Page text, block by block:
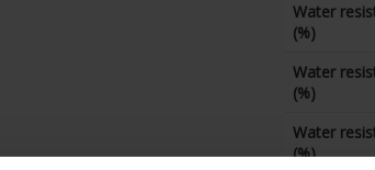
Water
(%)
Water
(%)
Water
(%)